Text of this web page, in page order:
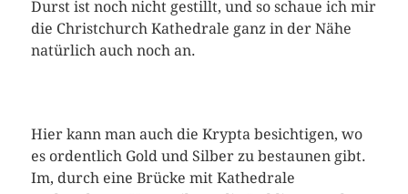
Durst ist noch nicht gestillt, und so schaue ich mir
die Christchurch Kathedrale ganz in der Nähe
natürlich auch noch an.
Hier kann man auch die Krypta besichtigen, wo
es ordentlich Gold und Silber zu bestaunen gibt.
Im, durch eine Brücke mit Kathedrale